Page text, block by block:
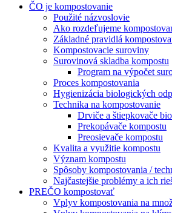
ČO je kompostovanie
Použité názvoslovie
Ako rozdeľujeme
Základné pravidlá
Kompostovacie suroviny
Surovinová skladba kompostu
Program na výpočet
Proces kompostovania
Hygienizácia biologických
Technika na kompostovanie
Drviče a štiepkovače
Prekopávače kompostu
Preosievače kompostu
Kvalita a využitie kompostu
Význam kompostu
Spôsoby kompostovania /
Najčastejšie problémy a ich
PREČO kompostovať
Vplyv kompostovania na